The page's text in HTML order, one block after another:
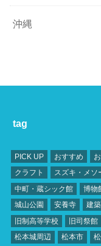
沖縄
tag
PICK UP おすすめ
クラフト
スズキ・メソ
中町・蔵シック館
博物
城山公園
安養寺 建築
旧制高等学校
旧司祭館
松本城周辺
松本市